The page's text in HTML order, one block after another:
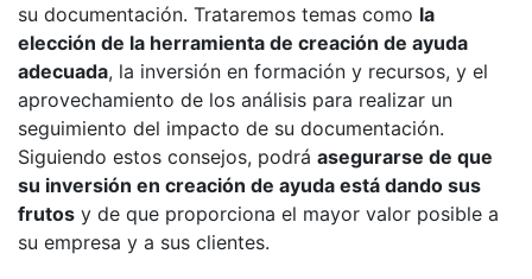
su documentación. Trataremos temas como la
elección de la herramienta de creación de ayuda
adecuada, la inversión en formación y recursos, y el
aprovechamiento de los análisis para realizar un
seguimiento del impacto de su documentación.
Siguiendo estos consejos, podrá asegurarse de que
su inversión en creación de ayuda está dando sus
frutos y de que proporciona el mayor valor posible a
su empresa y a sus clientes.